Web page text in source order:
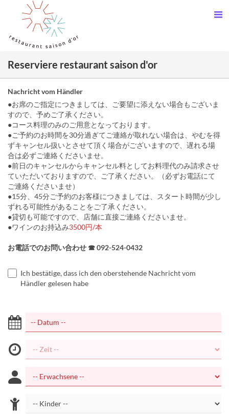
Reserviere restaurant saison d'or
Nachricht vom Händler
●お席のご指定につきましては、ご要望に添えない場合もございま
すので、予めご了承ください。
●コース料理のみのご用意となっております。
●ご予約のお時間を30分過ぎてご連絡が取れない場合は、やむを得
ずキャンセル扱いとさせて頂く場合がございますので、遅れる場
合は必ずご連絡くださいませ。
●前日のキャンセルからキャンセル料としてお料理代のみ請求させ
ていただいておりますので、ご了承ください。（必ずお電話にて
ご連絡くださいませ）
●15分、45分ご予約のお客様につきましては、スタート時間が少し
ずれる可能性があることをご了承ください。
●貸切も可能ですので、店舗に直接ご連絡くださいませ。
●ワインのお持込み3500円/本
お電話でのお問い合わせ ☎ 092-524-0432
Ich bestätige, dass ich den oberstehende Nachricht vom
Händler gelesen habe